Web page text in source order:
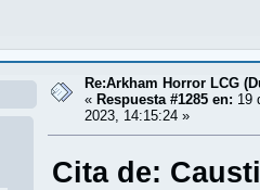
Re:Arkham Horror LCG
« Respuesta #1285 en: 19
2023, 14:15:24 »
Cita de: